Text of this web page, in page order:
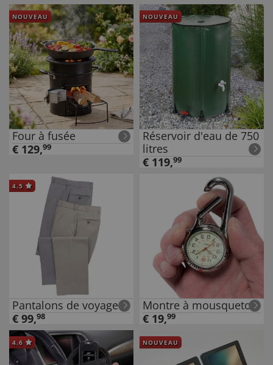
NOUVEAU
Four à fusée
€ 129,99
NOUVEAU
Réservoir d'eau de 750
litres
€ 119,99
4.5
Pantalons de voyage
€ 99,98
Montre à mousqueton
€ 19,99
4.6 NOUVEAU